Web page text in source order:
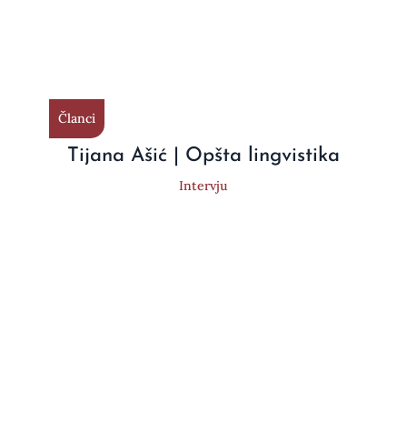
Članci
Tijana Ašić | Opšta lingvistika
Intervju